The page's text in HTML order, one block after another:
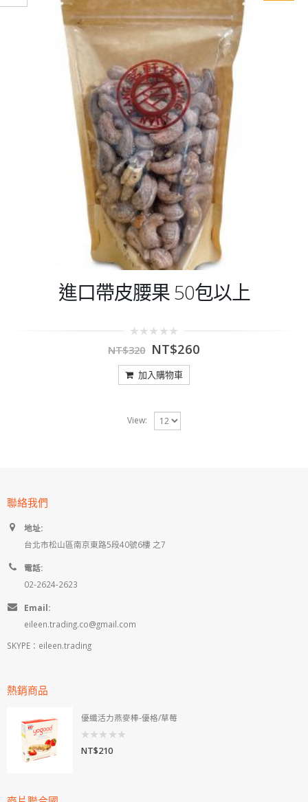
進口帶皮腰果 50包以上
0
out
5
NT$320 NT$260
加入購物車
View:
聯絡我們
地址:
台北市松山區南京東路5段40號6樓 之7
電話:
02-2624-2623
Email:
eileen.trading.co@gmail.com
SKYPE：eileen.trading
熱銷商品
優纖活力燕麥棒-優格/草莓
0
out
NT$210